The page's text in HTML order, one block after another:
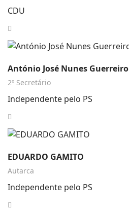
CDU
António José Nunes Guerreiro
2º Secretário
Independente pelo PS
EDUARDO GAMITO
Autarca
Independente pelo PS